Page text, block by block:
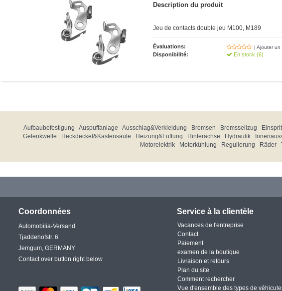
Description du produit
Jeu de contacts double jeu M100, M189
Évaluations: | Ajouter un
Disponibilité: En stock (6)
Aufbaubefestigung Auspuffanlage Ausschlag&Verkleidung Bremsen Bremsseilzug
Gelenkwelle
Heckdeckel&Kastensäule Heizung&Lüftung Hinterachse Hydraulik
Motorelektrik
Motorkühlung Regulierung Räder
Coordonnées
Automobilia-Versand
Tjaddehofstr. 6
Jemgum, GERMANY
Contact over button right below
Service à la clientèle
Vacances de l'entreprise
Contact
Paiement
examen de la boutique
Livraison et retours
Plan du site
Comment rechercher
Vue d'ensemble des types de